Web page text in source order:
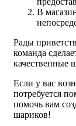
В
Рады
команда
качественные
Если у вас
потребуется
помочь вам
шариков!